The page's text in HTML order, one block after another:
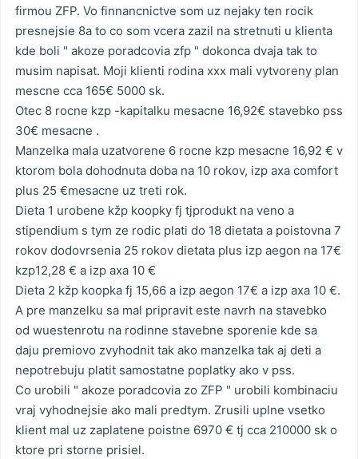
firmou ZFP. Vo finnancnictve som uz nejaky ten rocik
presnejsie 8a to co som vcera zazil na stretnuti u klienta
kde boli " akoze poradcovia zfp " dokonca dvaja tak to
musim napisat. Moji klienti rodina xxx mali vytvoreny plan
mescne cca 165€ 5000 sk.
Otec 8 rocne kzp -kapitalku mesacne 16,92€ stavebko pss
30€ mesacne .
Manzelka mala uzatvorene 6 rocne kzp mesacne 16,92 € v
ktorom bola dohodnuta doba na 10 rokov, izp axa comfort
plus 25 €mesacne uz treti rok.
Dieta 1 urobene kžp koopky fj tjprodukt na veno a
stipendium s tym ze rodic plati do 18 dietata a poistovna 7
rokov dodovrsenia 25 rokov dietata plus izp aegon na 17€
kzp12,28 € a izp axa 10 €
Dieta 2 kžp koopka fj 15,66 a izp aegon 17€ a izp axa 10 €.
A pre manzelku sa mal pripravit este navrh na stavebko
od wuestenrotu na rodinne stavebne sporenie kde sa
daju premiovo zvyhodnit tak ako manzelka tak aj deti a
nepotrebuju platit samostatne poplatky ako v pss.
Co urobili " akoze poradcovia zo ZFP " urobili kombinaciu
vraj vyhodnejsie ako mali predtym. Zrusili uplne vsetko
klient mal uz zaplatene poistne 6970 € tj cca 210000 sk o
ktore pri storne prisiel.